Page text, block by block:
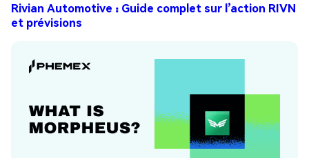
Rivian Automotive : Guide complet sur l’action RIVN
et prévisions